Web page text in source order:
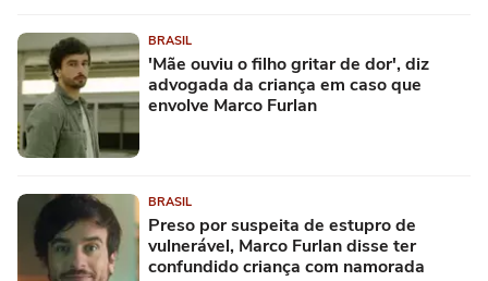
BRASIL
'Mãe ouviu o filho gritar de dor', diz
advogada da criança em caso que
envolve Marco Furlan
BRASIL
Preso por suspeita de estupro de
vulnerável, Marco Furlan disse ter
confundido criança com namorada